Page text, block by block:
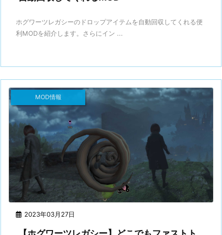
ホグワーツレガシーのドロップアイテムを自動回収してくれる便
利MODを紹介します。さらにイン ...
2023年03月27日
MOD情報